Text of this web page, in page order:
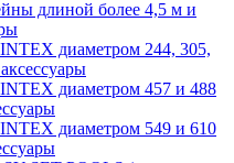
длиной более 4,5 м и
диаметром 244, 305,
диаметром 457 и 488
диаметром 549 и 610